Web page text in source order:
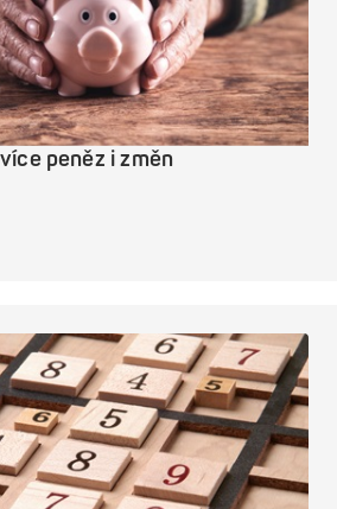
peněz i změn